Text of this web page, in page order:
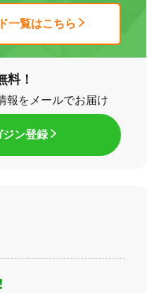
一覧はこちら
料！
報をメールでお届け
ジン登録